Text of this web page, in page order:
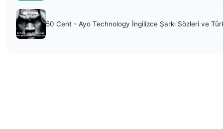
50 Cent - Ayo Technology İngilizce Şarkı Sözleri ve